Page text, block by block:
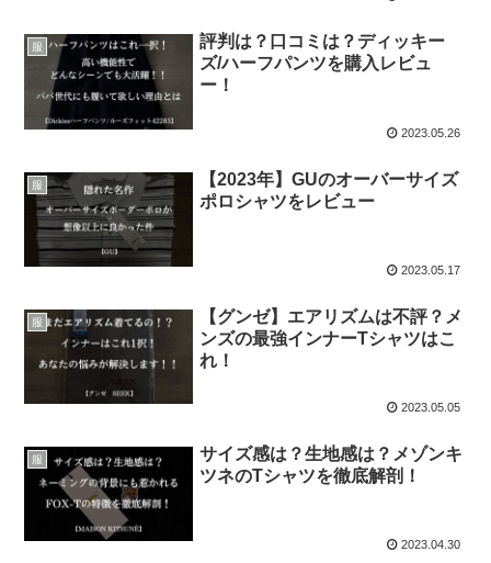
服
評判は？口コミは？ディッキー
ズ/ハーフパンツを購入レビュ
ー！
2023.05.26
服
【2023年】GUのオーバーサイズ
ポロシャツをレビュー
2023.05.17
服
【グンゼ】エアリズムは不評？メ
ンズの最強インナーTシャツはこ
れ！
2023.05.05
服
サイズ感は？生地感は？メゾンキ
ツネのTシャツを徹底解剖！
2023.04.30